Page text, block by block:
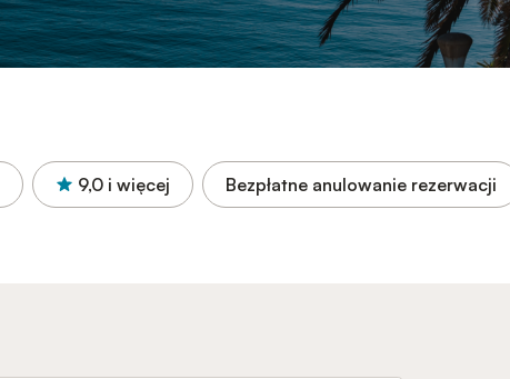
9,0 i więcej Bezpłatne anulowanie rezerwacji